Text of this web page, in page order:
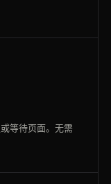
等待页面。无需